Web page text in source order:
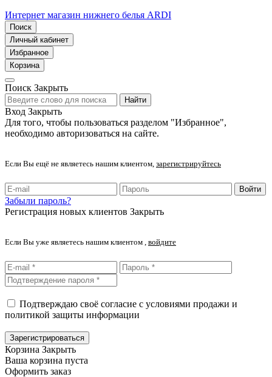
Интернет магазин нижнего белья ARDI
Поиск
Личный кабинет
Избранное
Корзина
Поиск Закрыть
Найти
Вход Закрыть
Для того, чтобы пользоваться разделом "Избранное",
необходимо авторизоваться на сайте.
Если Вы ещё не являетесь нашим клиентом, зарегистрируйтесь
Войти
Забыли пароль?
Регистрация новых клиентов Закрыть
Если Вы уже являетесь нашим клиентом , войдите
Подтверждаю своё согласие с условиями продажи и
политикой защиты информации
Зарегистрироваться
Корзина Закрыть
Ваша корзина пуста
Оформить заказ